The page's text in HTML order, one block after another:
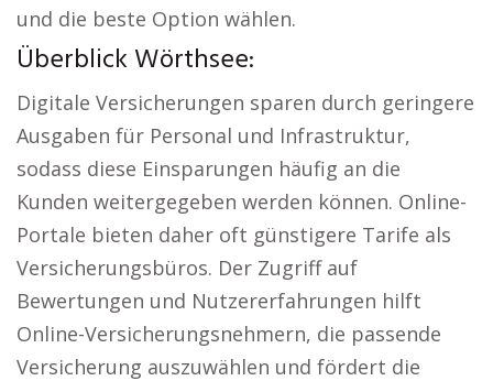
und die beste Option wählen.
Überblick Wörthsee:
Digitale Versicherungen sparen durch geringere
Ausgaben für Personal und Infrastruktur,
sodass diese Einsparungen häufig an die
Kunden weitergegeben werden können. Online-
Portale bieten daher oft günstigere Tarife als
Versicherungsbüros. Der Zugriff auf
Bewertungen und Nutzererfahrungen hilft
Online-Versicherungsnehmern, die passende
Versicherung auszuwählen und fördert die